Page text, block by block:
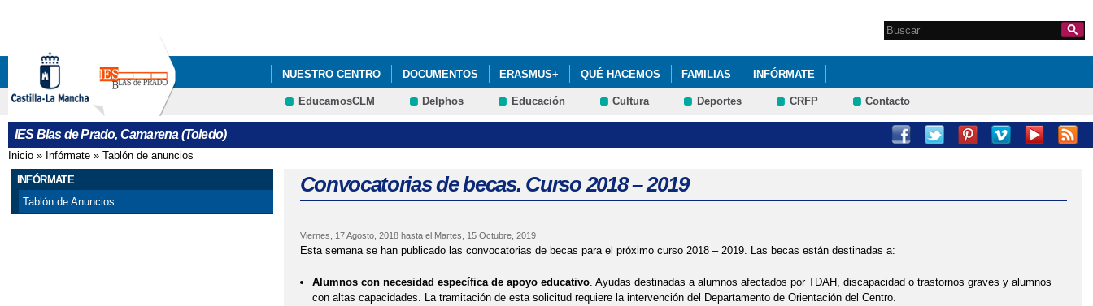
Formulario de
Search this site
NUESTRO CENTRO DOCUMENTOS ERASMUS+ QUÉ HACEMOS FAMILIAS INFÓRMATE
EducamosCLM Delphos Educación Cultura Deportes CRFP Contacto
IES Blas de Prado, Camarena (Toledo)
Se encuentra usted aquí
Inicio » Infórmate » Tablón de anuncios
INFÓRMATE
Tablón de Anuncios
Convocatorias de becas. Curso 2018 – 2019
Viernes, 17 Agosto, 2018hasta el Martes, 15 Octubre, 2019
Esta semana se han publicado las convocatorias de becas para el próximo curso 2018 – 2019. Las becas están destinadas a:
Alumnos con necesidad específica de apoyo educativo. Ayudas destinadas a alumnos afectados por TDAH, discapacidad o trastornos graves y alumnos
con altas capacidades. La tramitación de esta solicitud requiere la intervención del Departamento de Orientación del Centro.